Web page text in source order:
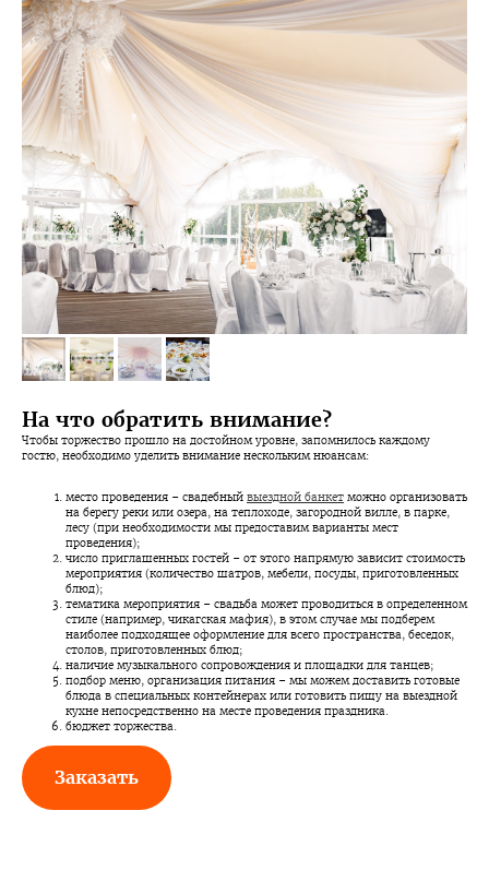
На что обратить внимание?
Чтобы торжество прошло на достойном уровне, запомнилось каждому
гостю, необходимо уделить внимание нескольким нюансам:
место проведения – свадебный выездной банкет можно организовать
на берегу реки или озера, на теплоходе, загородной вилле, в парке,
лесу (при необходимости мы предоставим варианты мест
проведения);
число приглашенных гостей – от этого напрямую зависит стоимость
мероприятия (количество шатров, мебели, посуды, приготовленных
блюд);
тематика мероприятия – свадьба может проводиться в определенном
стиле (например, чикагская мафия), в этом случае мы подберем
наиболее подходящее оформление для всего пространства, беседок,
столов, приготовленных блюд;
наличие музыкального сопровождения и площадки для танцев;
подбор меню, организация питания – мы можем доставить готовые
блюда в специальных контейнерах или готовить пищу на выездной
кухне непосредственно на месте проведения праздника.
бюджет торжества.
Заказать